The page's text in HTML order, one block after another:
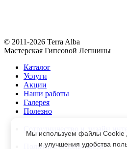
© 2011-2026 Terra Alba
Мастерская Гипсовой Лепнины
Каталог
Услуги
Акции
Наши работы
Галерея
Полезно
Политика безопасности
Мы используем файлы Cookie
и улучшения удобства